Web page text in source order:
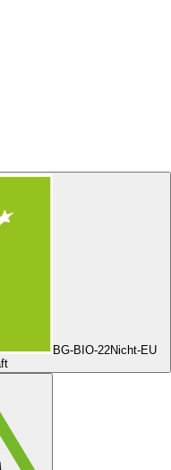
BG-BIO-22Nicht-EU